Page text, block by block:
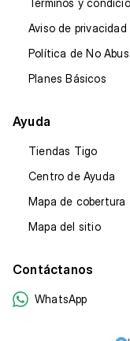
Términos y
Aviso de privacidad
Política de No
Planes Básicos
Ayuda
Tiendas Tigo
Centro de Ayuda
Mapa de cobertura
Mapa del sitio
Contáctanos
WhatsApp